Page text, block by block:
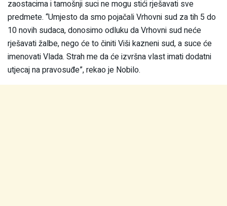
zaostacima i tamošnji suci ne mogu stići rješavati sve
predmete. “Umjesto da smo pojačali Vrhovni sud za tih 5 do
10 novih sudaca, donosimo odluku da Vrhovni sud neće
rješavati žalbe, nego će to činiti Viši kazneni sud, a suce će
imenovati Vlada. Strah me da će izvršna vlast imati dodatni
utjecaj na pravosuđe”, rekao je Nobilo.